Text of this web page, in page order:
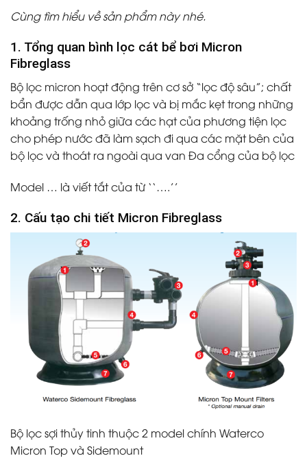
Cùng tìm hiểu về sản phẩm này nhé.
1. Tổng quan bình lọc cát bể bơi Micron
Fibreglass
Bộ lọc micron hoạt động trên cơ sở “lọc độ sâu”; chất
bẩn được dẫn qua lớp lọc và bị mắc kẹt trong những
khoảng trống nhỏ giữa các hạt của phương tiện lọc
cho phép nước đã làm sạch đi qua các mặt bên của
bộ lọc và thoát ra ngoài qua van Đa cổng của bộ lọc
Model … là viết tắt của từ ‘‘….’’
2. Cấu tạo chi tiết Micron Fibreglass
Bộ lọc sợi thủy tinh thuộc 2 model chính Waterco
Micron Top và Sidemount